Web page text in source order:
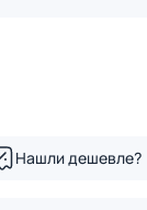
Нашли дешевле?